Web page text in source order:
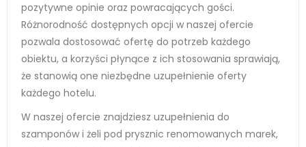
pozytywne opinie oraz powracających gości.
Różnorodność dostępnych opcji w naszej ofercie
pozwala dostosować ofertę do potrzeb każdego
obiektu, a korzyści płynące z ich stosowania sprawiają,
że stanowią one niezbędne uzupełnienie oferty
każdego hotelu.
W naszej ofercie znajdziesz uzupełnienia do
szamponów i żeli pod prysznic renomowanych marek,